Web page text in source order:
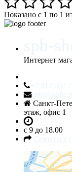
Показано с 1 по 1
Интернет
Санкт-
этаж, офис 1
c 9 до 18.00
Санкт‑Петербург
Яндекс.Карты —